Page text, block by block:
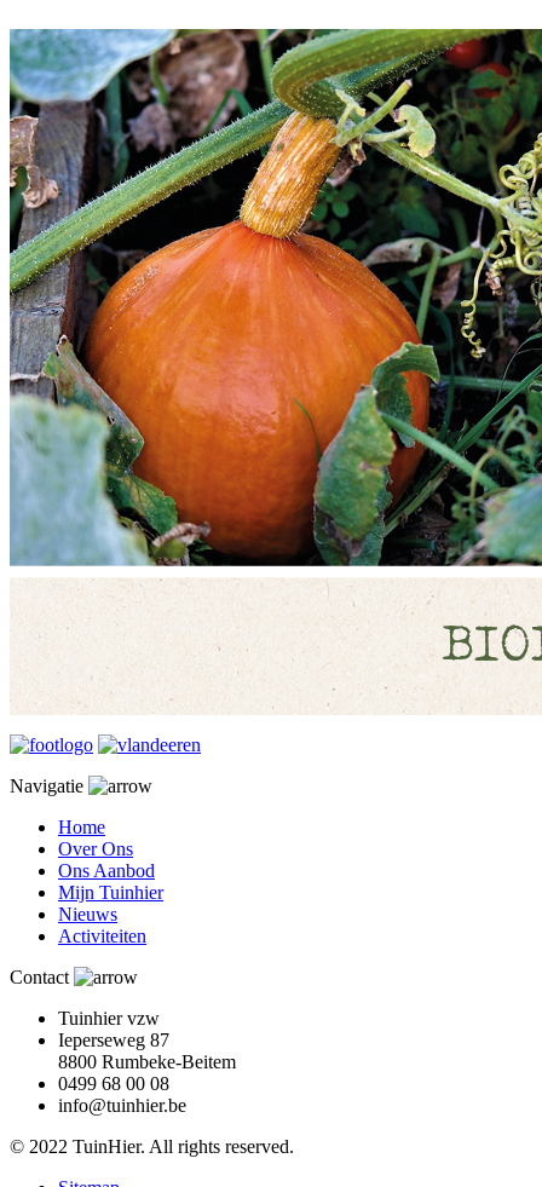
Navigatie
Home
Over Ons
Ons Aanbod
Mijn Tuinhier
Nieuws
Activiteiten
Contact
Tuinhier vzw
Ieperseweg 87
8800 Rumbeke-Beitem
0499 68 00 08
info@tuinhier.be
© 2022 TuinHier. All rights reserved.